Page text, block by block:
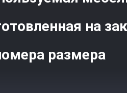
на
размера